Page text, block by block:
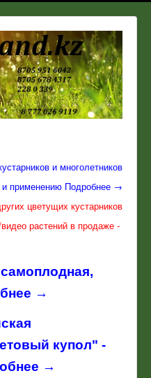
и многолетников
и применению Подробнее →
цветущих кустарников
растений в продаже -
→
купол" -
→